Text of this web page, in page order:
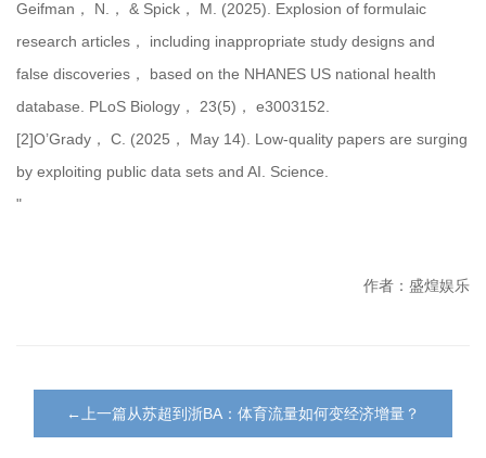
Geifman， N.， & Spick， M. (2025). Explosion of formulaic
research articles， including inappropriate study designs and
false discoveries， based on the NHANES US national health
database. PLoS Biology， 23(5)， e3003152.
[2]O’Grady， C. (2025， May 14). Low-quality papers are surging
by exploiting public data sets and AI. Science.
"
作者：盛煌娱乐
←上一篇从苏超到浙BA：体育流量如何变经济增量？